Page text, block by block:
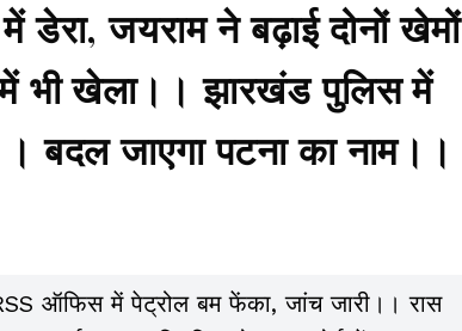
जयराम ने बढ़ाई दोनों खेमों
भी खेला।। झारखंड पुलिस में
जाएगा पटना का नाम।।
ऑफिस में पेट्रोल बम फेंका, जांच जारी।। रास